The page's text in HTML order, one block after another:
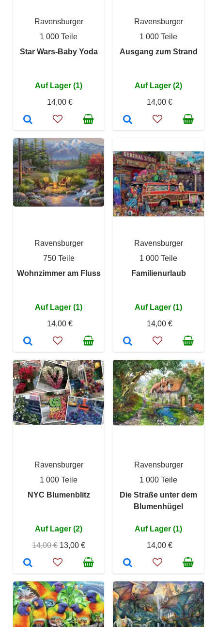
Ravensburger
1 000 Teile
Star Wars-Baby Yoda
Auf Lager (1)
14,00 €
Ravensburger
1 000 Teile
Ausgang zum Strand
Auf Lager (2)
14,00 €
Ravensburger
750 Teile
Wohnzimmer am Fluss
Auf Lager (1)
14,00 €
Ravensburger
1 000 Teile
Familienurlaub
Auf Lager (1)
14,00 €
Ravensburger
1 000 Teile
NYC Blumenblitz
Auf Lager (2)
14,00 € 13,00 €
Ravensburger
1 000 Teile
Die Straße unter dem
Blumenhügel
Auf Lager (1)
14,00 €